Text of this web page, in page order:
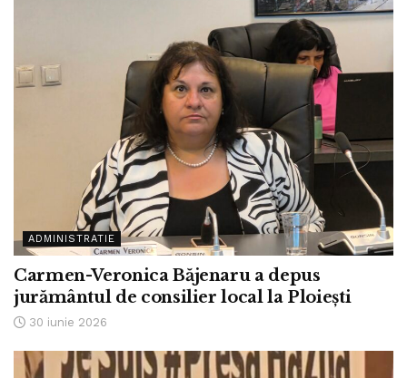
ADMINISTRATIE
Carmen-Veronica Băjenaru a depus
jurământul de consilier local la Ploiești
30 iunie 2026